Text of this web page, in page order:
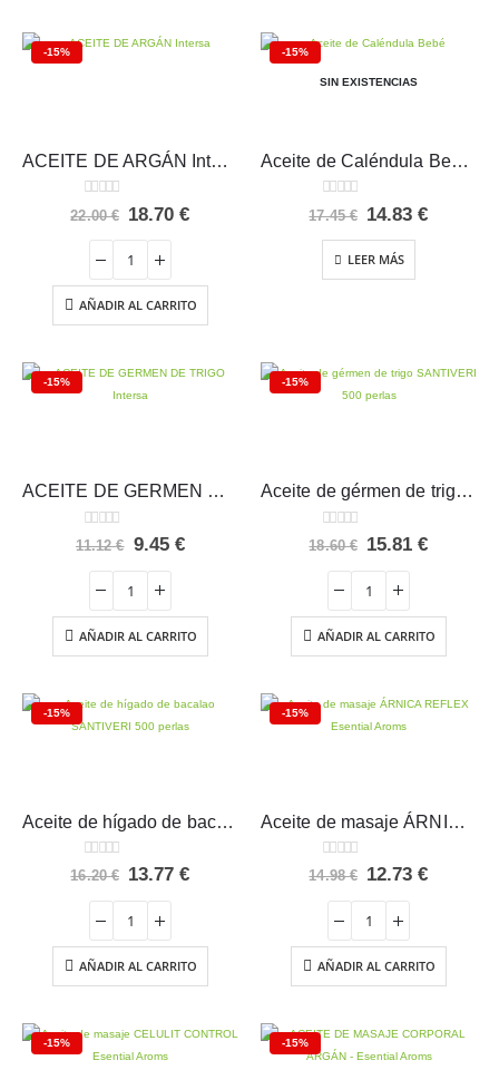
-15%
ACEITE DE ARGÁN Intersa
0 out of 5
22.00€ El
era:
22.00 €.
18.70€El
18.70 €.
AÑADIR AL CARRITO
-15%
SIN EXISTENCIAS
Aceite de Caléndula Bebé Weleda 200 ml
0 out of 5
17.45€ El
original
era:
17.45 €.
14.83€El
LEER MÁS
-15%
ACEITE DE GERMEN DE TRIGO Intersa
0 out of 5
11.12€ El
original
era:
11.12 €.
9.45 €El
9.45 €.
AÑADIR AL CARRITO
-15%
Aceite de gérmen de trigo SANTIVERI 500 perlas
0 out of 5
18.60€ El
original
era:
18.60 €.
15.81€El
15.81 €.
AÑADIR AL CARRITO
-15%
Aceite de hígado de bacalao SANTIVERI 500 perlas
0 out of 5
16.20€ El
era:
16.20 €.
13.77€El
13.77 €.
AÑADIR AL CARRITO
-15%
Aceite de masaje ÁRNICA REFLEX Esential Aroms
0 out of 5
14.98€ El
era:
14.98 €.
12.73€El
12.73 €.
AÑADIR AL CARRITO
-15% -15%